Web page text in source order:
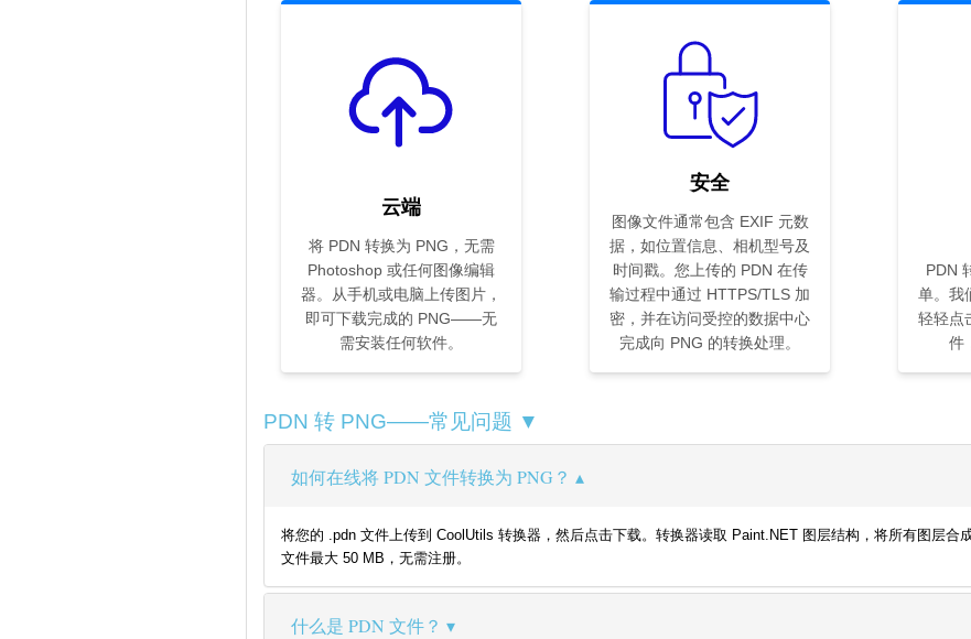
云端
将 PDN 转换为 PNG，无需
Photoshop 或任何图像编辑
器。从手机或电脑上传图片，
即可下载完成的 PNG——无
需安装任何软件。
安全
图像文件通常包含 EXIF 元数
据，如位置信息、相机型号及
时间戳。您上传的 PDN 在传
输过程中通过 HTTPS/TLS 加
密，并在访问受控的数据中心
完成向 PNG 的转换处理。
PDN
单。我
轻轻点
件
PDN 转 PNG——常见问题 ▼
如何在线将 PDN 文件转换为 PNG？
将您的 .pdn 文件上传到 CoolUtils 转换器，然后点击下载。转换器读取 Paint.NET 图层结构，将所有图层合
文件最大 50 MB，无需注册。
什么是 PDN 文件？